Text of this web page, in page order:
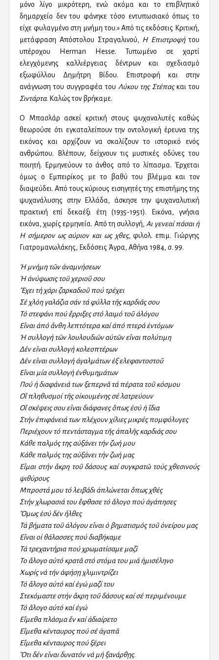
μόνο λίγο μικρότερη, ενώ ακόμα και το επιβλητικό
δημαρχείο δεν του φάνηκε τόσο εντυπωσιακό όπως το
είχε φυλαγμένο στη μνήμη του.» Από τις εκδόσεις Κριτική,
μετάφραση Απόστολου Στραγαλινού, Η Επιστροφήτου
υπέροχου Herman Hesse. Τυπωμένο σε χαρτί
ελεγχόμενης καλλιέργειας δέντρων και σχεδιασμό
εξωφύλλου Δημήτρη Βίδου. Επιστροφή και στην
ανάγνωση του συγγραφέα του Λύκου της Στέπαςκαι του
Σιντάρτα. Καλώς τον βρήκαμε.
Ο Μπασλάρ ασκεί κριτική στους ψυχαναλυτές καθώς
θεωρούσε ότι εγκαταλείπουν την οντολογική έρευνα της
εικόνας και αρχίζουν να σκαλίζουν το ιστορικό ενός
ανθρώπου. Βλέπουν, δείχνουν τις μυστικές οδύνες του
ποιητή. Ερμηνεύουν το άνθος από το λίπασμα. Έρχεται
όμως ο Εμπειρίκος με το βαθύ του βλέμμα και τον
διαψεύδει. Από τους κύριους εισηγητές της επιστήμης της
ψυχανάλυσης στην Ελλάδα, άσκησε την ψυχαναλυτική
πρακτική επί δεκαέξι έτη (1935-1951). Εικόνα, γνήσια
εικόνα, χωρίς ερμηνεία. Από τη συλλογή, Αι γενεαί πάσαι ή
Η σήμερον ως αύριον και ως χθες, φιλολ. επιμ. Γιώργης
Γιατρομανωλάκης, Εκδόσεις Άγρα, Αθήνα 1984, σ. 99.
Ἡ μνήμη τῶν ἀναμνήσεων
Ἡ ἀνύψωσις τοῡ χεριοῦ σου
Ἔχει τή χάρι ζαρκαδιοῦ πού τρέχει
Σέ χλόη γαλάζια σάν τά φύλλα τῆς καρδιᾶς σου
Τό στεφάνι πού ἔρριξες στό λαιμό τοῦ ἀλόγου
Εἶναι ἀπό ἄνθη λεπτότερα καί ἀπό πτερά ἐντόμων
Ἡ συλλογή τῶν λουλουδιῶν αὐτῶν εἶναι πολύτιμη
Δέν εἶναι συλλογή κολεοπτέρων
Δέν εἶναι συλλογή ἀγαλμάτων ἐξ ελεφαντοστοῦ
Εἶναι μία συλλογή ἐνθυμημάτων
Πού ἡ διαφάνειά των ξεπερνᾶ τά πέρατα τοῦ κόσμου
Οἵ πληθυσμοί τῆς οἰκουμένης σέ λατρεύουν
Οἵ σκέψεις σου εἶναι διάφανες ὄπως ἐσύ ἡ ἴδια
Στήν ἐπιφάνειά των πλέχουν χίλιες μικρές πομφόλυγες
Περιέχουν τό πεντάσταγμα τῆς ἀπαλῆς καρδιάς σου
Κάθε παλμός της αὐξάνει τήν ζωή μου
Κάθε παλμός της αὐξάνει τήν ζωή μας
Εἶμαι στήν ἄκρη τοῦ δάσους καί συγκρατῶ τούς χθεσινούς
ψιθύρους
Μπροστά μου τό λειβάδι ἁπλώνεται ὅπως χθές
Στήν χλωρασιά του ἔφθασε τό ἄλογο πού ἀγάπησες
Ὅμως ἐσύ δέν ἧλθες
Τά βήματα τοῦ ἀλόγου εἶναι ὁ βηματισμός τοῦ ὀνείρου μας
Εἶναι οἱ θάλασσες πού διαβήκαμε
Τά τρεχαντήρια πού χρωματίσαμε μαζί
Το ἄλογο αὐτό κρατᾶ στό στόμα του μιά ἡμισέληνο
Χωρίς νά τήν ἀφήσῃ χλιμιντρίζει
Τό ἄλογο αὐτό καί ἐγώ μαζί του
Στεκόμαστε στήν ἄκρη τοῦ δάσους καί σέ περιμένουμε
Τό ἄλογο αὐτό καί ἐγώ
Εἴμεθα πλάσμα ἕν καί ἀδιαίρετο
Εἴμεθα κένταυρος πού σέ ἀγαπᾶ
Εἴμεθα κένταυρος πού ξέρει
Ὅτι δέν εἶναι δυνατόν νά μή ξανάρθῃς.